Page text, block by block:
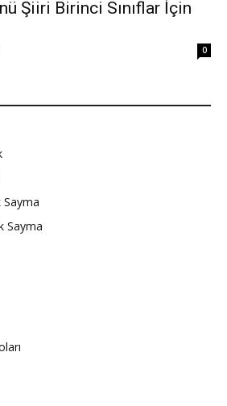
Şiiri Birinci Sınıflar İçin
0
Sayma
Sayma